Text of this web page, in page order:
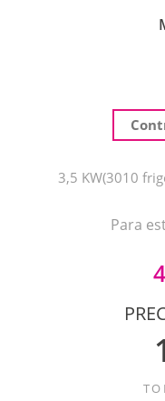
3,5 KW(3010
Para